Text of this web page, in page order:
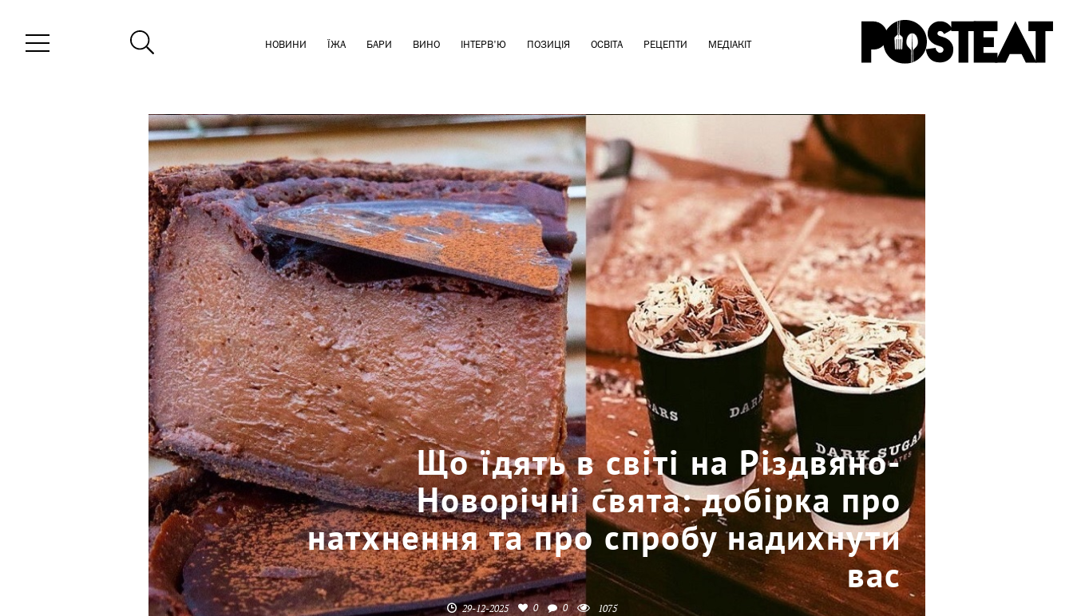
НОВИНИ ЇЖА БАРИ ВИНО ІНТЕРВ'Ю ПОЗИЦІЯ ОСВІТА РЕЦЕПТИ МЕДІАКІТ
Що їдять в світі на Різдвяно-
Новорічні свята: добірка про
натхнення та про спробу надихнути
вас
29-12-2025 0 0 1075